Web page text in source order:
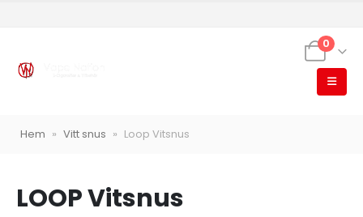
0
Hem » Vitt snus » Loop Vitsnus
LOOP Vitsnus